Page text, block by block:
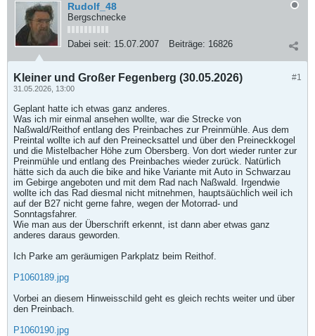
Rudolf_48
Bergschnecke
Dabei seit: 15.07.2007 Beiträge: 16826
#1
Kleiner und Großer Fegenberg (30.05.2026)
31.05.2026, 13:00
Geplant hatte ich etwas ganz anderes.
Was ich mir einmal ansehen wollte, war die Strecke von
Naßwald/Reithof entlang des Preinbaches zur Preinmühle. Aus dem
Preintal wollte ich auf den Preinecksattel und über den Preineckkogel
und die Mistelbacher Höhe zum Obersberg. Von dort wieder runter zur
Preinmühle und entlang des Preinbaches wieder zurück. Natürlich
hätte sich da auch die bike and hike Variante mit Auto in Schwarzau
im Gebirge angeboten und mit dem Rad nach Naßwald. Irgendwie
wollte ich das Rad diesmal nicht mitnehmen, hauptsäüchlich weil ich
auf der B27 nicht gerne fahre, wegen der Motorrad- und
Sonntagsfahrer.
Wie man aus der Überschrift erkennt, ist dann aber etwas ganz
anderes daraus geworden.
Ich Parke am geräumigen Parkplatz beim Reithof.
P1060189.jpg
Vorbei an diesem Hinweisschild geht es gleich rechts weiter und über
den Preinbach.
P1060190.jpg